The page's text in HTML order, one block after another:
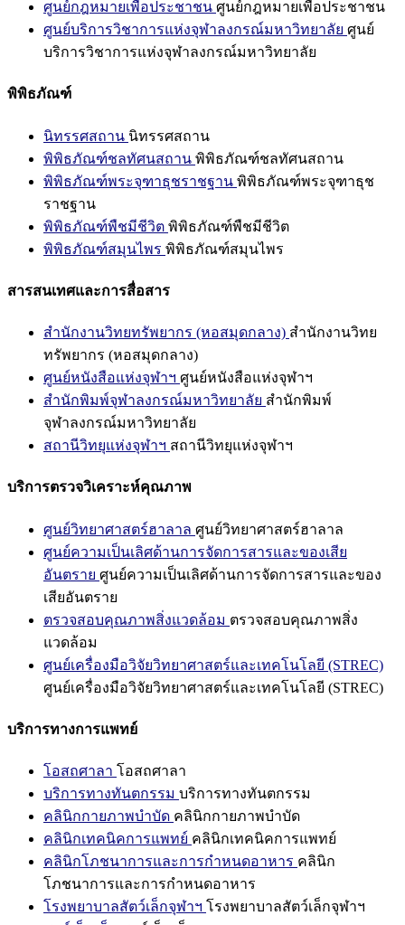
ศูนย์กฎหมายเพื่อประชาชน ศูนย์กฎหมายเพื่อประชาชน
ศูนย์บริการวิชาการแห่งจุฬาลงกรณ์มหาวิทยาลัย ศูนย์
บริการวิชาการแห่งจุฬาลงกรณ์มหาวิทยาลัย
พิพิธภัณฑ์
นิทรรศสถาน นิทรรศสถาน
พิพิธภัณฑ์ชลทัศนสถาน พิพิธภัณฑ์ชลทัศนสถาน
พิพิธภัณฑ์พระจุฑาธุชราชฐาน พิพิธภัณฑ์พระจุฑาธุช
ราชฐาน
พิพิธภัณฑ์พืชมีชีวิต พิพิธภัณฑ์พืชมีชีวิต
พิพิธภัณฑ์สมุนไพร พิพิธภัณฑ์สมุนไพร
สารสนเทศและการสื่อสาร
สำนักงานวิทยทรัพยากร (หอสมุดกลาง) สำนักงานวิทย
ทรัพยากร (หอสมุดกลาง)
ศูนย์หนังสือแห่งจุฬาฯ ศูนย์หนังสือแห่งจุฬาฯ
สำนักพิมพ์จุฬาลงกรณ์มหาวิทยาลัย สำนักพิมพ์
จุฬาลงกรณ์มหาวิทยาลัย
สถานีวิทยุแห่งจุฬาฯ สถานีวิทยุแห่งจุฬาฯ
บริการตรวจวิเคราะห์คุณภาพ
ศูนย์วิทยาศาสตร์ฮาลาล ศูนย์วิทยาศาสตร์ฮาลาล
ศูนย์ความเป็นเลิศด้านการจัดการสารและของเสีย
อันตราย ศูนย์ความเป็นเลิศด้านการจัดการสารและของ
เสียอันตราย
ตรวจสอบคุณภาพสิ่งแวดล้อม ตรวจสอบคุณภาพสิ่ง
แวดล้อม
ศูนย์เครื่องมือวิจัยวิทยาศาสตร์และเทคโนโลยี (STREC)
ศูนย์เครื่องมือวิจัยวิทยาศาสตร์และเทคโนโลยี (STREC)
บริการทางการแพทย์
โอสถศาลา โอสถศาลา
บริการทางทันตกรรม บริการทางทันตกรรม
คลินิกกายภาพบำบัด คลินิกกายภาพบำบัด
คลินิกเทคนิคการแพทย์ คลินิกเทคนิคการแพทย์
คลินิกโภชนาการและการกำหนดอาหาร คลินิก
โภชนาการและการกำหนดอาหาร
โรงพยาบาลสัตว์เล็กจุฬาฯ โรงพยาบาลสัตว์เล็กจุฬาฯ